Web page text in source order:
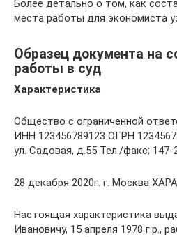
Более детально о том, как
места работы для экономиста
Образец документа на
работы в суд
Характеристика
Общество с ограниченной
ИНН 123456789123 ОГРН
ул. Садовая, д.55 Тел./факс; 147-
28 декабря 2020г. г. Москва
Настоящая характеристика
Ивановичу, 15 апреля 1978 г.р.,